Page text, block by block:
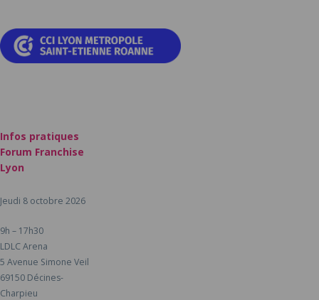
Infos pratiques
Forum Franchise
Lyon
Jeudi 8 octobre 2026
9h – 17h30
LDLC Arena
5 Avenue Simone Veil
69150 Décines-
Charpieu